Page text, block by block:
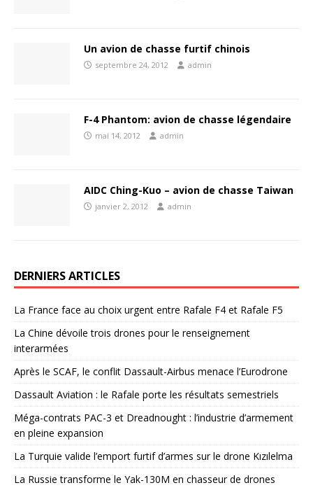
Un avion de chasse furtif chinois
septembre 24, 2012 admin
F-4 Phantom: avion de chasse légendaire
mai 14, 2012 admin
AIDC Ching-Kuo – avion de chasse Taiwan
janvier 2, 2012 admin
DERNIERS ARTICLES
La France face au choix urgent entre Rafale F4 et Rafale F5
La Chine dévoile trois drones pour le renseignement
interarmées
Après le SCAF, le conflit Dassault-Airbus menace l’Eurodrone
Dassault Aviation : le Rafale porte les résultats semestriels
Méga-contrats PAC-3 et Dreadnought : l’industrie d’armement
en pleine expansion
La Turquie valide l’emport furtif d’armes sur le drone Kızılelma
La Russie transforme le Yak-130M en chasseur de drones